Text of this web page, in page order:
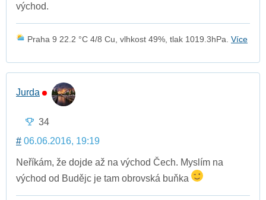
východ.
Praha 9 22.2 °C 4/8 Cu, vlhkost 49%, tlak 1019.3hPa. Více
Jurda
34
# 06.06.2016, 19:19
Neříkám, že dojde až na východ Čech. Myslím na
východ od Budějc je tam obrovská buňka